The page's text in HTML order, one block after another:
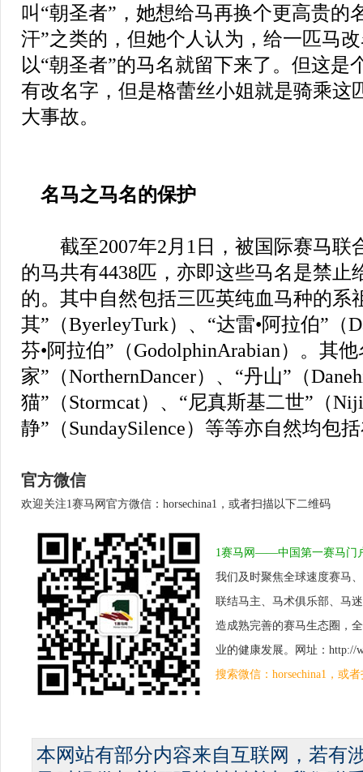
叫“朝圣者”，她想给马再换个更高贵的
汗”之类的，但她个人认为，给一匹马
以“朝圣者”的马名就留下来了。但这是
有改名字，但是格蕾丝小姐就是骑乘这
大事故。
名马之马名的保护
截至2007年2月1日，被国际赛马联
的马共有4438匹，亦即这些马名是禁止
的。其中自然包括三匹英纯血马种的系
其”（ByerleyTurk）、“达雷•阿拉伯”（
芬•阿拉伯”（GodolphinArabian）。其
家”（NorthernDancer）、“丹山”（
猫”（Stormcat）、“尼真斯基二世”（
静”（SundaySilence）等等亦自然均包
官方微信
欢迎关注1赛马网官方微信：horsechina1，或者扫描以下二维码
1赛马网——中国第一赛马门
我们及时聚焦全球速度赛马
联结马主、马术俱乐部、马
造成熟完善的赛马生态圈，
业的健康发展。网址：http://
搜索微信：horsechina1，或
本网站有部分内容来自互联网，若有